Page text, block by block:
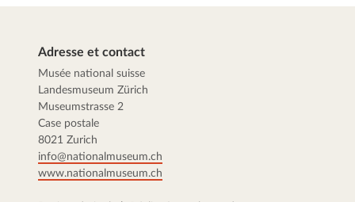
Adresse et contact
Musée national suisse
Landesmuseum Zürich
Museumstrasse 2
Case postale
8021 Zurich
info@nationalmuseum.ch
www.nationalmuseum.ch